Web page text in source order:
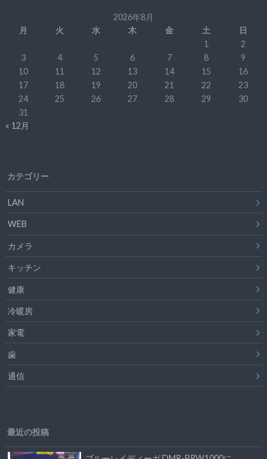
2026年8月
月
火 水 木 金 土
日
1
2
3
4 5 6 7 8
9
10
11 12 13 14 15
16
17
18 19 20 21 22
23
24
25 26 27 28 29
30
31
« 12月
カテゴリー
LAN
WEB
カメラ
キッチン
健康
冷暖房
家電
歯
通信
最近の投稿